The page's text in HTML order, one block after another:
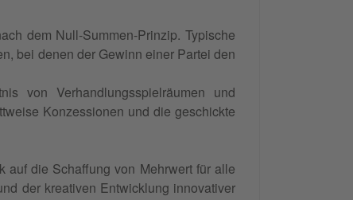
dem Null-Summen-Prinzip. Typische
bei denen der Gewinn einer Partei den
von Verhandlungsspielräumen und
Konzessionen und die geschickte
auf die Schaffung von Mehrwert für alle
der kreativen Entwicklung innovativer